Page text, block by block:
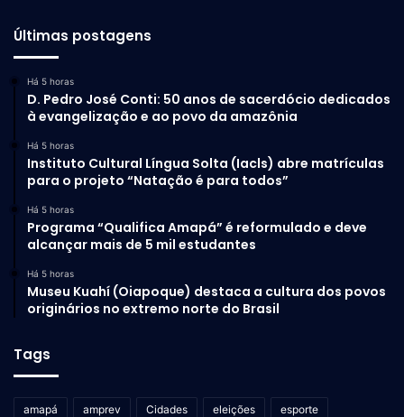
Últimas postagens
Há 5 horas
D. Pedro José Conti: 50 anos de sacerdócio dedicados
à evangelização e ao povo da amazônia
Há 5 horas
Instituto Cultural Língua Solta (Iacls) abre matrículas
para o projeto “Natação é para todos”
Há 5 horas
Programa “Qualifica Amapá” é reformulado e deve
alcançar mais de 5 mil estudantes
Há 5 horas
Museu Kuahí (Oiapoque) destaca a cultura dos povos
originários no extremo norte do Brasil
Tags
amapá amprev Cidades eleições esporte